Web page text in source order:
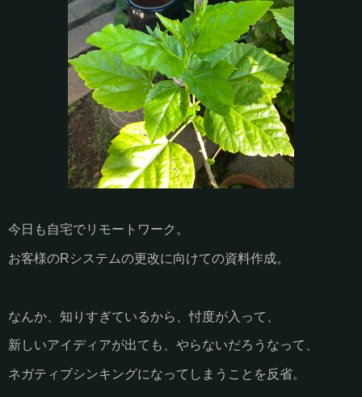
今日も自宅でリモートワーク。
お客様のRシステムの更改に向けての資料作成。
なんか、知りすぎているから、忖度が入って、
新しいアイディアが出ても、やらないだろうなって、
ネガティブシンキングになってしまうことを反省。